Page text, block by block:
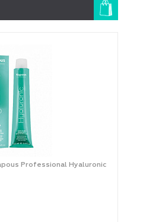
Professional Hyaluronic